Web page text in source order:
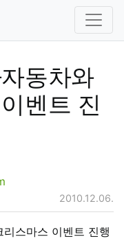
동차와
벤트 진
2010.12.06.